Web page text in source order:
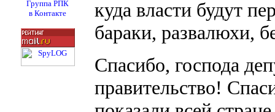
Группа РПК
в Контакте
куда власти будут
бараки, развалюхи,
Спасибо, господа
правительство!